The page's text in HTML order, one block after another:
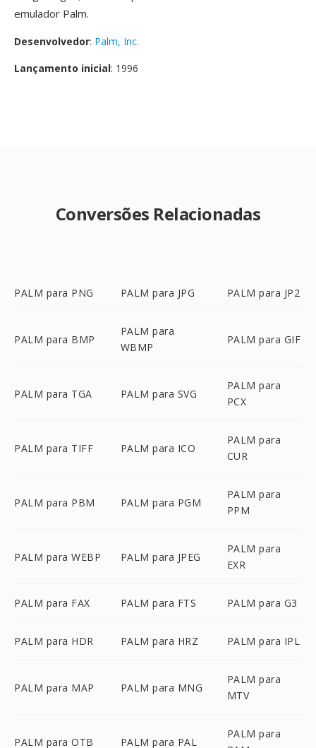
emulador Palm.
Desenvolvedor: Palm, Inc.
Lançamento inicial: 1996
Conversões Relacionadas
PALM para PNG PALM para JPG PALM para JP2
PALM para BMP
PALM para
WBMP
PALM para GIF
PALM para TGA PALM para SVG
PALM para
PCX
PALM para TIFF PALM para ICO
PALM para
CUR
PALM para PBM PALM para PGM
PALM para
PPM
PALM para WEBP PALM para JPEG
PALM para
EXR
PALM para FAX PALM para FTS PALM para G3
PALM para HDR PALM para HRZ PALM para IPL
PALM para MAP PALM para MNG
PALM para
MTV
PALM para OTB PALM para PAL
PALM para